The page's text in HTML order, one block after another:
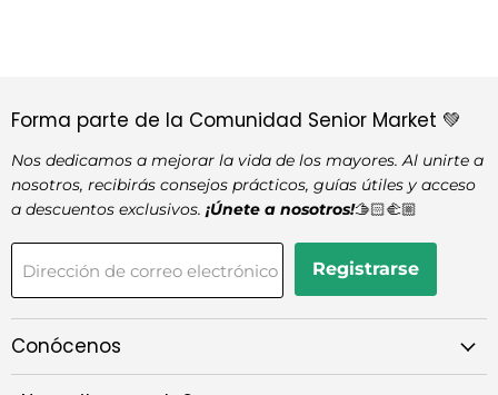
Forma parte de la Comunidad Senior Market 💚
Nos dedicamos a mejorar la vida de los mayores. Al unirte a
nosotros, recibirás consejos prácticos, guías útiles y acceso
a descuentos exclusivos. ¡Únete a nosotros!🫱🏻‍🫲🏼
Dirección de correo electrónico Registrarse
Conócenos